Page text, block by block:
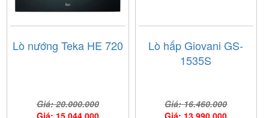
Lò nướng Teka HE 720
Giá: 20.000.000
Giá: 15.044.000
Lò hấp Giovani GS-
1535S
Giá: 16.460.000
Giá: 13.990.000